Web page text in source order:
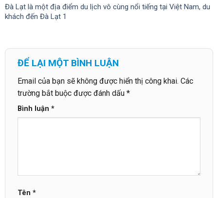
Đà Lạt là một địa điểm du lịch vô cùng nổi tiếng tại Việt Nam, du
khách đến Đà Lạt 1
ĐỂ LẠI MỘT BÌNH LUẬN
Email của bạn sẽ không được hiển thị công khai. Các
trường bắt buộc được đánh dấu *
Bình luận *
Tên *